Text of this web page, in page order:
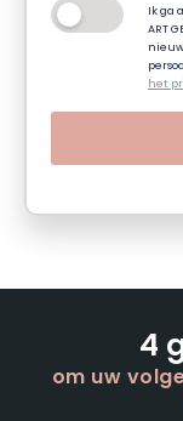
Ik ga
ART
het
4
om uw